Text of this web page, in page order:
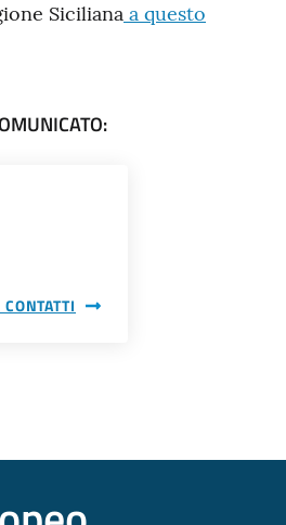
Siciliana a questo